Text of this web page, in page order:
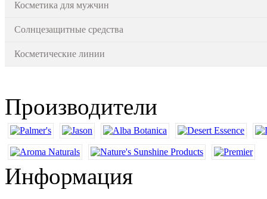
Косметика для мужчин
Солнцезащитные средства
Косметические линии
Производители
Информация